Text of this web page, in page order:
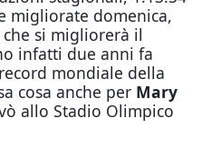
migliorate domenica,
si migliorerà il
infatti due anni fa
mondiale della
cosa anche per Mary
allo Stadio Olimpico